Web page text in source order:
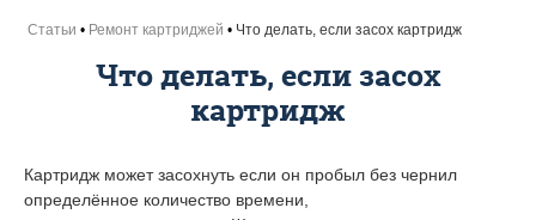
Статьи Ремонт картриджей Что делать, если засох картридж
Что делать, если засох
картридж
Картридж может засохнуть если он пробыл без чернил
определённое количество времени,